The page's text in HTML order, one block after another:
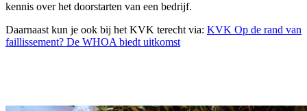
kennis over het doorstarten van een bedrijf.
Daarnaast kun je ook bij het KVK terecht via: KVK Op de rand van
faillissement? De WHOA biedt uitkomst